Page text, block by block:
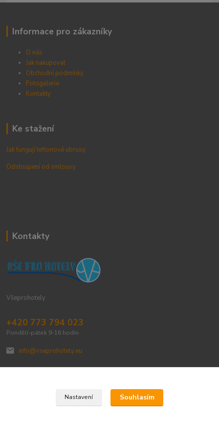
Informace pro zákazníky
O nás
Jak nakupovat
Obchodní podmínky
Fotogalerie
Kontakty
Ke stažení
Jak fungují teflonové ubrusy
Odstoupení od smlouvy
Kontakty
Všeprohotely
+420 773 794 023
Pondělí-pátek 9-16 hodin
info@vseprohotely.eu
Upravit sběr cookies.
Nastavení Souhlasím